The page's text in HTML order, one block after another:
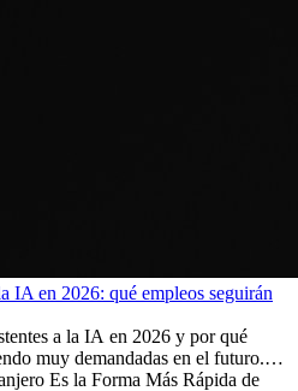
IA en 2026: qué empleos seguirán
a la IA en 2026 y por qué
muy demandadas en el futuro.
y qué oportunidades laborales